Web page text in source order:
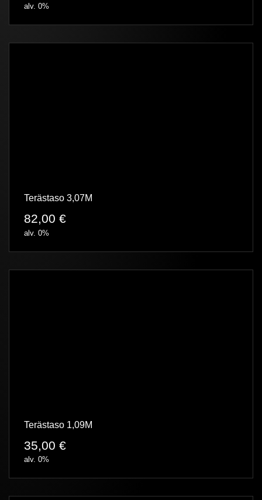
alv. 0%
Terästaso 3,07M
82,00 €
alv. 0%
Terästaso 1,09M
35,00 €
alv. 0%